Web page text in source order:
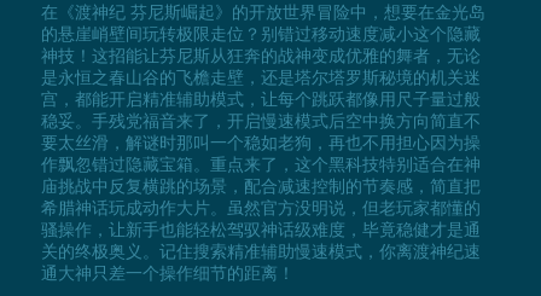
在《渡神纪 芬尼斯崛起》的开放世界冒险中，想要在金光岛
的悬崖峭壁间玩转极限走位？别错过移动速度减小这个隐藏
神技！这招能让芬尼斯从狂奔的战神变成优雅的舞者，无论
是永恒之春山谷的飞檐走壁，还是塔尔塔罗斯秘境的机关迷
宫，都能开启精准辅助模式，让每个跳跃都像用尺子量过般
稳妥。手残党福音来了，开启慢速模式后空中换方向简直不
要太丝滑，解谜时那叫一个稳如老狗，再也不用担心因为操
作飘忽错过隐藏宝箱。重点来了，这个黑科技特别适合在神
庙挑战中反复横跳的场景，配合减速控制的节奏感，简直把
希腊神话玩成动作大片。虽然官方没明说，但老玩家都懂的
骚操作，让新手也能轻松驾驭神话级难度，毕竟稳健才是通
关的终极奥义。记住搜索精准辅助慢速模式，你离渡神纪速
通大神只差一个操作细节的距离！